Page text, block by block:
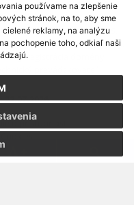
používame na zlepšenie
stránok, na to, aby sme
reklamy, na analýzu
pochopenie toho, odkiaľ naši
informácií s využitím RSS
2,Mapa stránok,web portál
,registrácia domény
22.07.2026
o prístupnosti